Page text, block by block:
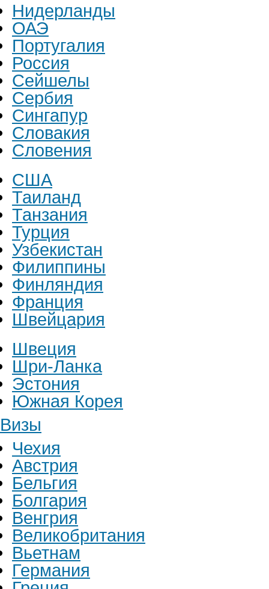
Нидерланды
ОАЭ
Португалия
Россия
Сейшелы
Сербия
Сингапур
Словакия
Словения
США
Таиланд
Танзания
Турция
Узбекистан
Филиппины
Финляндия
Франция
Швейцария
Швеция
Шри-Ланка
Эстония
Южная Корея
Визы
Чехия
Австрия
Бельгия
Болгария
Венгрия
Великобритания
Вьетнам
Германия